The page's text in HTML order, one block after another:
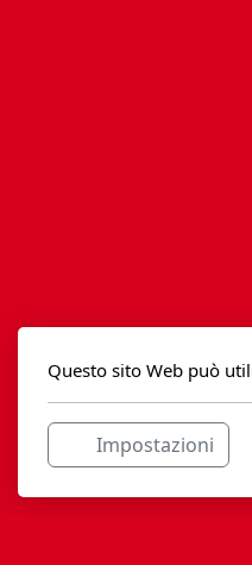
Questo sito Web può
Impostazioni